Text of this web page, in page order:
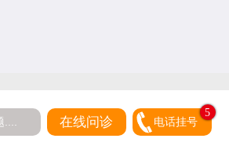
在线问诊 电话挂号
5